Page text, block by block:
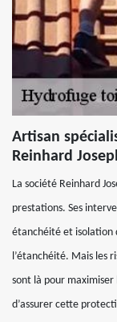
Artisan
Reinhard
La société Reinhard
prestations. Ses
étanchéité et isolation
l’étanchéité. Mais les
sont là pour
d’assurer cette